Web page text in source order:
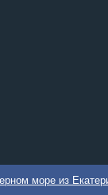
море из